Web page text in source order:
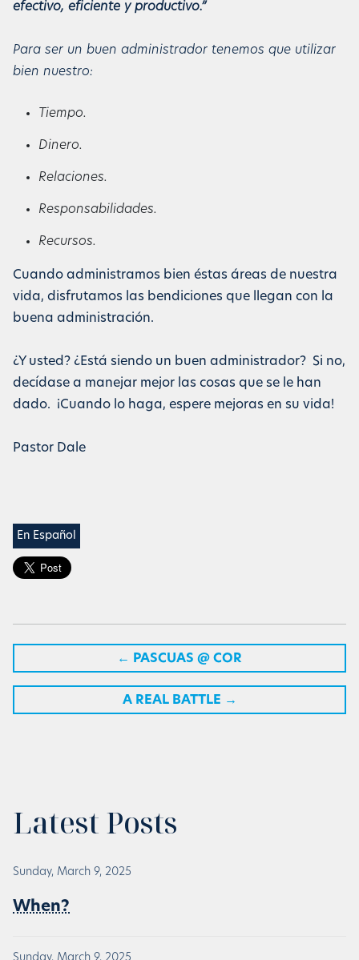
efectivo, eficiente y productivo.”
Para ser un buen administrador tenemos que utilizar
bien nuestro:
Tiempo.
Dinero.
Relaciones.
Responsabilidades.
Recursos.
Cuando administramos bien éstas áreas de nuestra
vida, disfrutamos las bendiciones que llegan con la
buena administración.
¿Y usted? ¿Está siendo un buen administrador? Si no,
decídase a manejar mejor las cosas que se le han
dado. ¡Cuando lo haga, espere mejoras en su vida!
Pastor Dale
En Español
← PASCUAS @ COR
A REAL BATTLE →
Latest Posts
Sunday, March 9, 2025
When?